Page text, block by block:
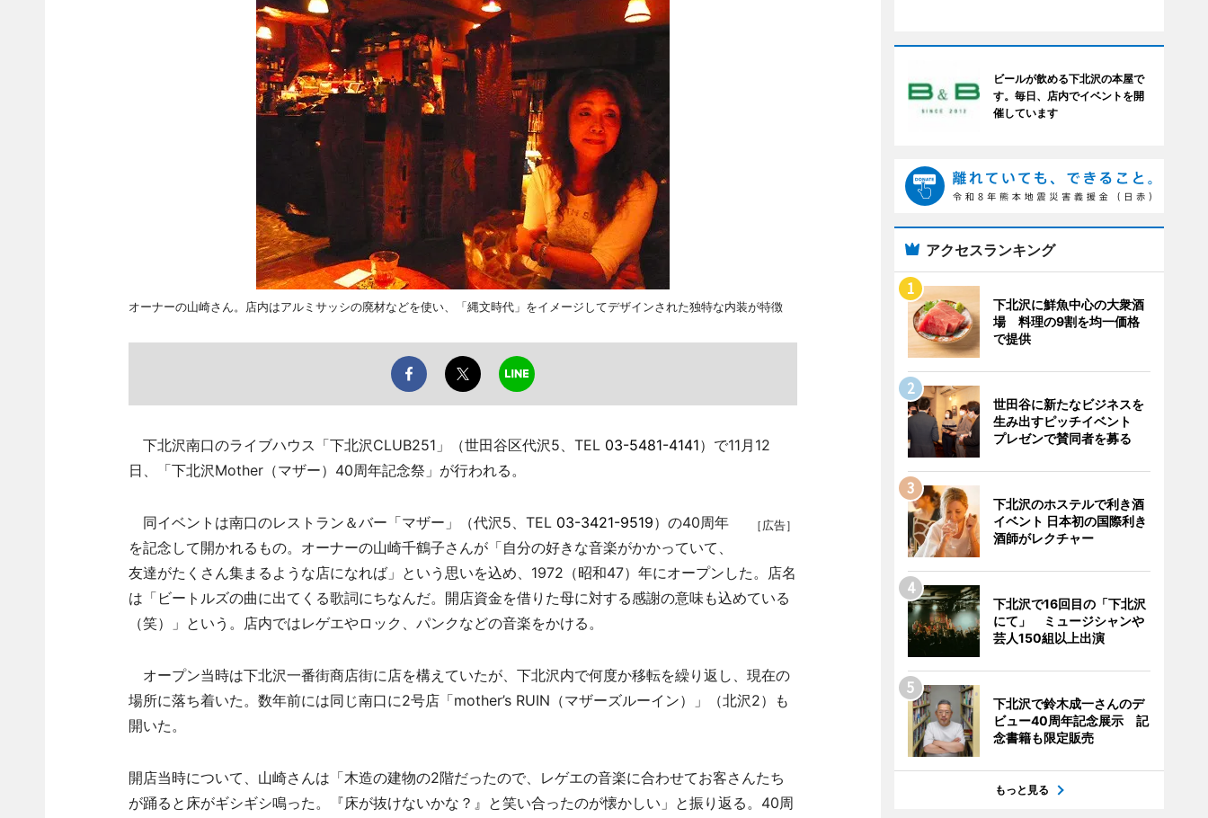
オーナーの山崎さん。店内はアルミサッシの廃材などを使い、「縄文時代」をイメージしてデザインされた独特な内装が特徴
下北沢南口のライブハウス「下北沢CLUB251」（世田谷区代沢5、TEL 03-5481-4141）で11月12
日、「下北沢Mother（マザー）40周年記念祭」が行われる。
［広告］
同イベントは南口のレストラン＆バー「マザー」（代沢5、TEL 03-3421-9519）の40周年
を記念して開かれるもの。オーナーの山崎千鶴子さんが「自分の好きな音楽がかかっていて、
友達がたくさん集まるような店になれば」という思いを込め、1972（昭和47）年にオープンした。店名
は「ビートルズの曲に出てくる歌詞にちなんだ。開店資金を借りた母に対する感謝の意味も込めている
（笑）」という。店内ではレゲエやロック、パンクなどの音楽をかける。
オープン当時は下北沢一番街商店街に店を構えていたが、下北沢内で何度か移転を繰り返し、現在の
場所に落ち着いた。数年前には同じ南口に2号店「mother’s RUIN（マザーズルーイン）」（北沢2）も
開いた。
開店当時について、山崎さんは「木造の建物の2階だったので、レゲエの音楽に合わせてお客さんたち
が踊ると床がギシギシ鳴った。『床が抜けないかな？』と笑い合ったのが懐かしい」と振り返る。40周
ビールが飲める下北沢の本屋で
す。毎日、店内でイベントを開
催しています
アクセスランキング
下北沢に鮮魚中心の大衆酒
場 料理の9割を均一価格
で提供
世田谷に新たなビジネスを
生み出すピッチイベント
プレゼンで賛同者を募る
下北沢のホステルで利き酒
イベント 日本初の国際利き
酒師がレクチャー
下北沢で16回目の「下北沢
にて」 ミュージシャンや
芸人150組以上出演
下北沢で鈴木成一さんのデ
ビュー40周年記念展示 記
念書籍も限定販売
もっと見る